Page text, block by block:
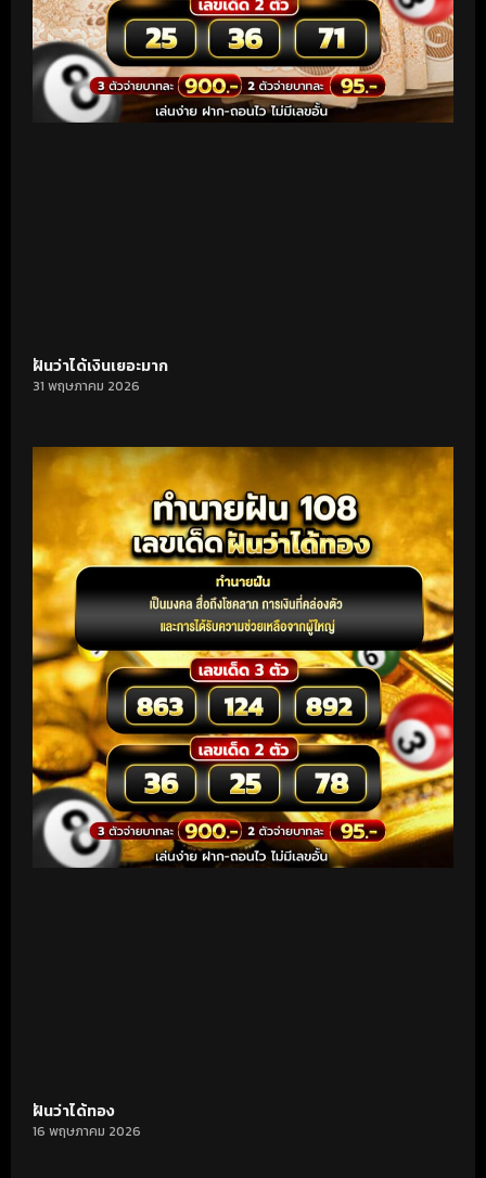
ฝันว่าได้เงินเยอะมาก
31 พฤษภาคม 2026
ฝันว่าได้ทอง
16 พฤษภาคม 2026